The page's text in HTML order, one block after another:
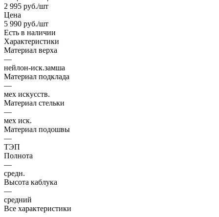
2 995 руб./шт
Цена
5 990 руб./шт
Есть в наличии
Характеристики
Материал верха
—
нейлон-иск.замша
Материал подклада
—
мех искусств.
Материал стельки
—
мех иск.
Материал подошвы
—
ТЭП
Полнота
—
средн.
Высота каблука
—
средний
Все характеристики